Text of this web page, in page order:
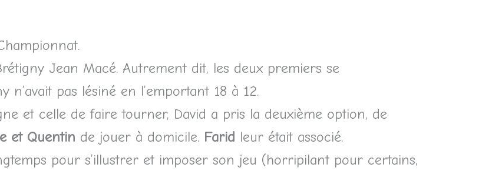
Jean Macé. Autrement dit, les deux premiers se
n’avait pas lésiné en l’emportant 18 à 12.
et celle de faire tourner, David a pris la deuxième option, de
et Quentin de jouer à domicile. Farid leur était associé.
pour s’illustrer et imposer son jeu (horripilant pour certains,